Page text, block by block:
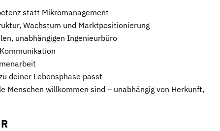
statt Mikromanagement
Wachstum und Marktpositionierung
unabhängigen Ingenieurbüro
deiner Lebensphase passt
Menschen willkommen sind – unabhängig von Herkunft,